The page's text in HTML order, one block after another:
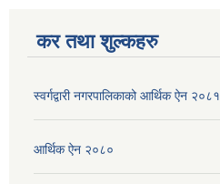
कर तथा शुल्कहरु
स्वर्गद्वारी नगरपालिकाको आर्थिक ऐन २०८१
आर्थिक ऐन २०८०